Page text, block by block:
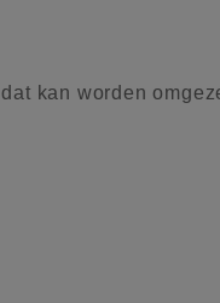
dat kan worden